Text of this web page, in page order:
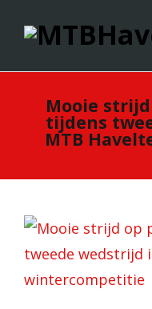
Mooie
tijdens
MTB